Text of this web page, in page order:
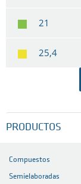
21
25,4
PRODUCTOS
Compuestos
Semielaboradas